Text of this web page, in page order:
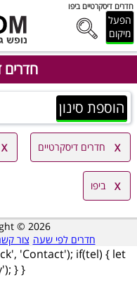
חדרים דיסקרטיים ביפו
הפעל
מיקום
חדרים
הוספת סינון
חדרים דיסקרטיים
ביפו
© 2026
חדרים לפי שעה צור
'Contact'); if(tel) { let
} }